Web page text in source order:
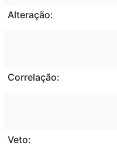
Alteração:
Correlação:
Veto: